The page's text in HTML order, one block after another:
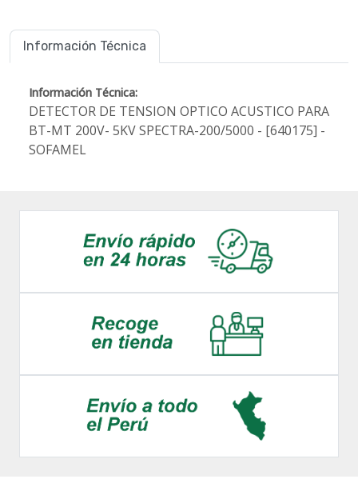
Información Técnica
Información Técnica:
DETECTOR DE TENSION OPTICO ACUSTICO PARA
BT-MT 200V- 5KV SPECTRA-200/5000 - [640175] -
SOFAMEL